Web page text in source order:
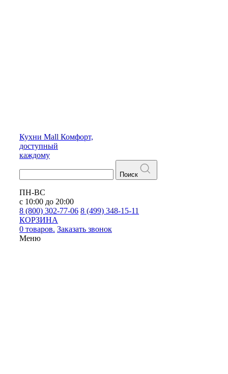
Кухни Mall Комфорт,
доступный
каждому
Поиск
ПН-ВС
с 10:00 до 20:00
8 (800) 302-77-06 8 (499) 348-15-11
КОРЗИНА
0 товаров. Заказать звонок
Меню